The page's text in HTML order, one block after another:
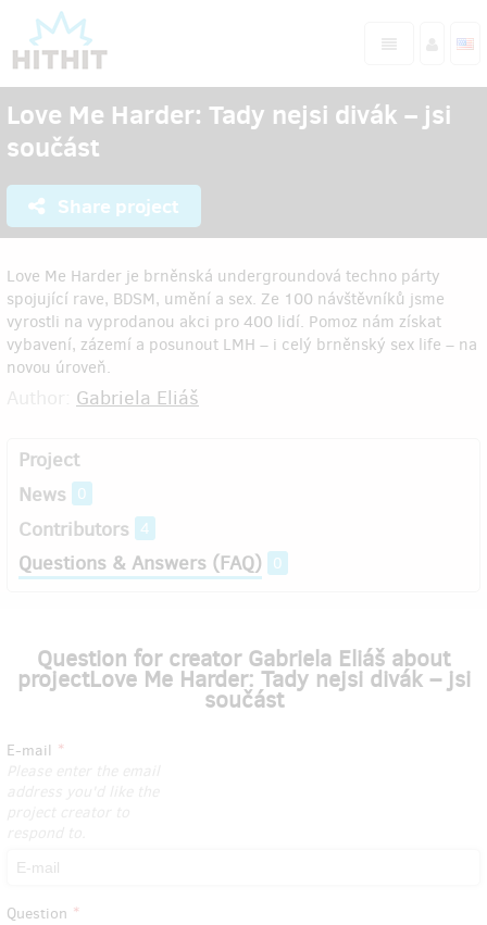
Love Me Harder: Tady nejsi divák – jsi
součást
Share project
Love Me Harder je brněnská undergroundová techno párty
spojující rave, BDSM, umění a sex. Ze 100 návštěvníků jsme
vyrostli na vyprodanou akci pro 400 lidí. Pomoz nám získat
vybavení, zázemí a posunout LMH – i celý brněnský sex life – na
novou úroveň.
Gabriela Eliáš
Project
News
0
Contributors 4
Questions & Answers (FAQ) 0
Question for creator Gabriela Eliáš about
projectLove Me Harder: Tady nejsi divák – jsi
součást
E-mail
Question